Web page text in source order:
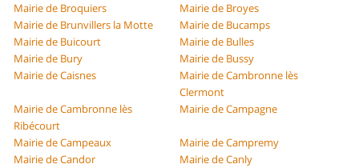
Mairie de Broquiers
Mairie de Broyes
Mairie de Brunvillers la Motte
Mairie de Bucamps
Mairie de Buicourt
Mairie de Bulles
Mairie de Bury
Mairie de Bussy
Mairie de Caisnes
Mairie de Cambronne lès
Clermont
Mairie de Cambronne lès
Ribécourt
Mairie de Campagne
Mairie de Campeaux
Mairie de Campremy
Mairie de Candor
Mairie de Canly